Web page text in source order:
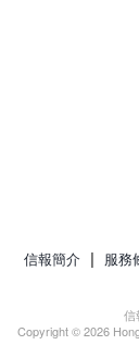
信報簡介 | 服務
信
Copyright © 2026